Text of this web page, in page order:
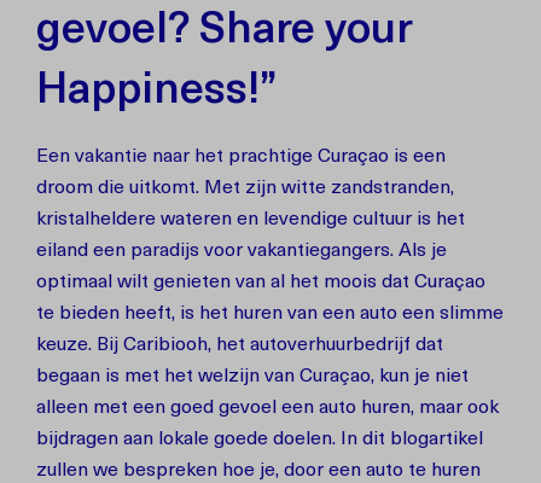
gevoel? Share your
Happiness!”
Een vakantie naar het prachtige Curaçao is een
droom die uitkomt. Met zijn witte zandstranden,
kristalheldere wateren en levendige cultuur is het
eiland een paradijs voor vakantiegangers. Als je
optimaal wilt genieten van al het moois dat Curaçao
te bieden heeft, is het huren van een auto een slimme
keuze. Bij Caribiooh, het autoverhuurbedrijf dat
begaan is met het welzijn van Curaçao, kun je niet
alleen met een goed gevoel een auto huren, maar ook
bijdragen aan lokale goede doelen. In dit blogartikel
zullen we bespreken hoe je, door een auto te huren